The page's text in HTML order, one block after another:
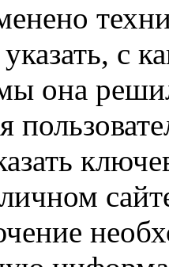
с
она